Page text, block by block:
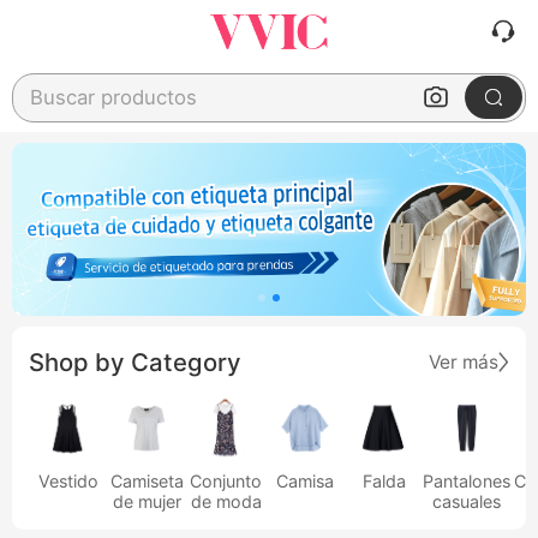
Buscar productos
Shop by Category Ver más
Vestido
Camiseta
de mujer
Conjunto
de moda
Camisa Falda
Pantalones
casuales